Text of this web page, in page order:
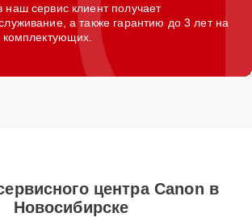
сервис клиент получает
а также гарантию до 3 лет на
центра Canon в
Новосибирске